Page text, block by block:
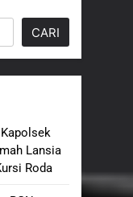
CARI
Lansia
Roda